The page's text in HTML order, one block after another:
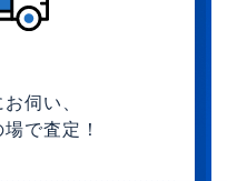
伺い、
で査定！